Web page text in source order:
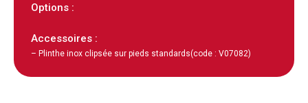
Options :
Accessoires :
– Plinthe inox clipsée sur pieds standards(code : V07082)